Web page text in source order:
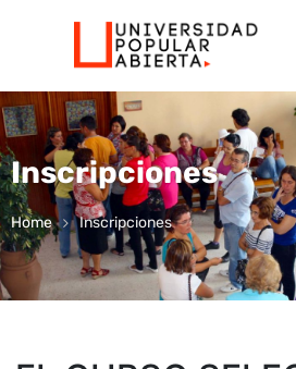
Inscripciones
Home Inscripciones